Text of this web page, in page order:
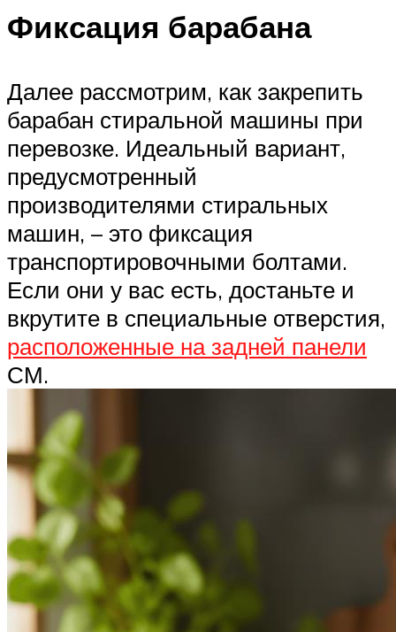
Фиксация барабана
Далее рассмотрим, как закрепить
барабан стиральной машины при
перевозке. Идеальный вариант,
предусмотренный
производителями стиральных
машин, – это фиксация
транспортировочными болтами.
Если они у вас есть, достаньте и
вкрутите в специальные отверстия,
расположенные на задней панели
СМ.